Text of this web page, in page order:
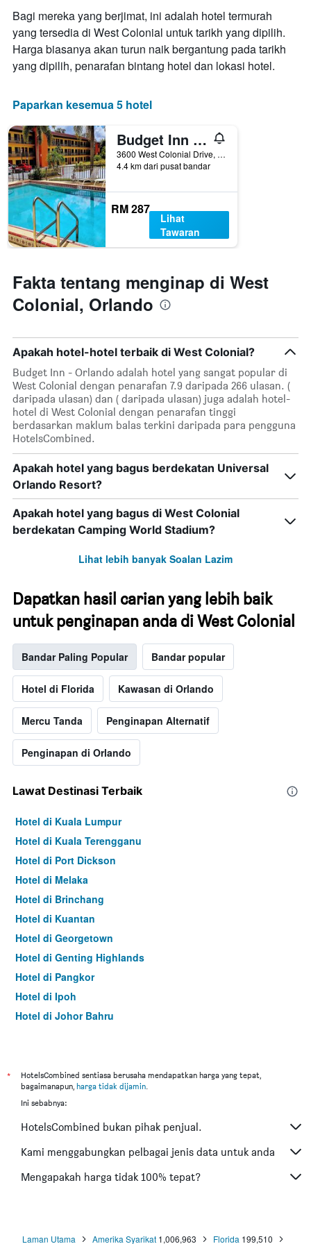
memaparkan
hari
dalam
seminggu.
Carta
1
paksi
Y
yang
memaparkan
purata
harga
bilik
Bagi mereka yang berjimat, ini adalah hotel termurah
yang tersedia di West Colonial untuk tarikh yang dipilih.
Harga biasanya akan turun naik bergantung pada tarikh
yang dipilih, penarafan bintang hotel dan lokasi hotel.
Paparkan kesemua 5 hotel
Budget Inn - Orlando
3600 West Colonial Drive, Orlando, FL, Amerika Syarikat
4.4 km dari pusat bandar
RM 287
Lihat
Tawaran
Fakta tentang menginap di West
Colonial, Orlando
Apakah hotel-hotel terbaik di West Colonial?
Budget Inn - Orlando adalah hotel yang sangat popular di
West Colonial dengan penarafan 7.9 daripada 266 ulasan. (
daripada ulasan) dan ( daripada ulasan) juga adalah hotel-
hotel di West Colonial dengan penarafan tinggi
berdasarkan maklum balas terkini daripada para pengguna
HotelsCombined.
Apakah hotel yang bagus berdekatan Universal
Orlando Resort?
Apakah hotel yang bagus di West Colonial
berdekatan Camping World Stadium?
Lihat lebih banyak Soalan Lazim
Dapatkan hasil carian yang lebih baik
untuk penginapan anda di West Colonial
Bandar Paling Popular Bandar popular
Hotel di Florida Kawasan di Orlando
Mercu Tanda Penginapan Alternatif
Penginapan di Orlando
Lawat Destinasi Terbaik
Hotel di Kuala Lumpur
Hotel di Kuala Terengganu
Hotel di Port Dickson
Hotel di Melaka
Hotel di Brinchang
Hotel di Kuantan
Hotel di Georgetown
Hotel di Genting Highlands
Hotel di Pangkor
Hotel di Ipoh
Hotel di Johor Bahru
Hotel di Kuching
Hotel di Tokyo
Hotel di Bangkok
Hotel di Putrajaya
Hotel di Shah Alam
*
HotelsCombined sentiasa berusaha mendapatkan harga yang tepat,
bagaimanapun, harga tidak dijamin.
Ini sebabnya:
HotelsCombined bukan pihak penjual.
Kami menggabungkan pelbagai jenis data untuk anda
Mengapakah harga tidak 100% tepat?
Laman Utama Amerika Syarikat 1,006,963 Florida 199,510